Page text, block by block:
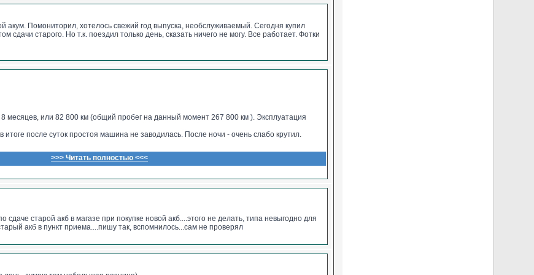
акум. Помониторил, хотелось свежий год выпуска, необслуживаемый. Сегодня купил
сдачи старого. Но т.к. поездил только день, сказать ничего не могу. Все работает. Фотки
месяцев, или 82 800 км (общий пробег на данный момент 267 800 км ). Эксплуатация
после суток простоя машина не заводилась. После ночи - очень слабо крутил.
62 Ач 580 А Обратная полярность за 7650 р
нагрузкой напряжение падало до 6 вольт и шло кипение.
>>> Читать полностью <<<
сдаче старой акб в магазе при покупке новой акб....этого не делать, типа невыгодно для
акб в пункт приема....пишу так, вспомнилось...сам не проверял